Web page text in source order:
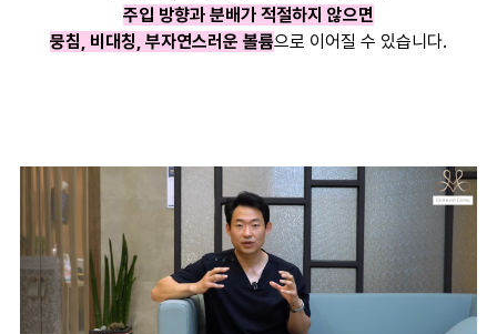
주입 방향과 분배가 적절하지 않으면
뭉침, 비대칭, 부자연스러운 볼륨으로 이어질 수 있습니다.